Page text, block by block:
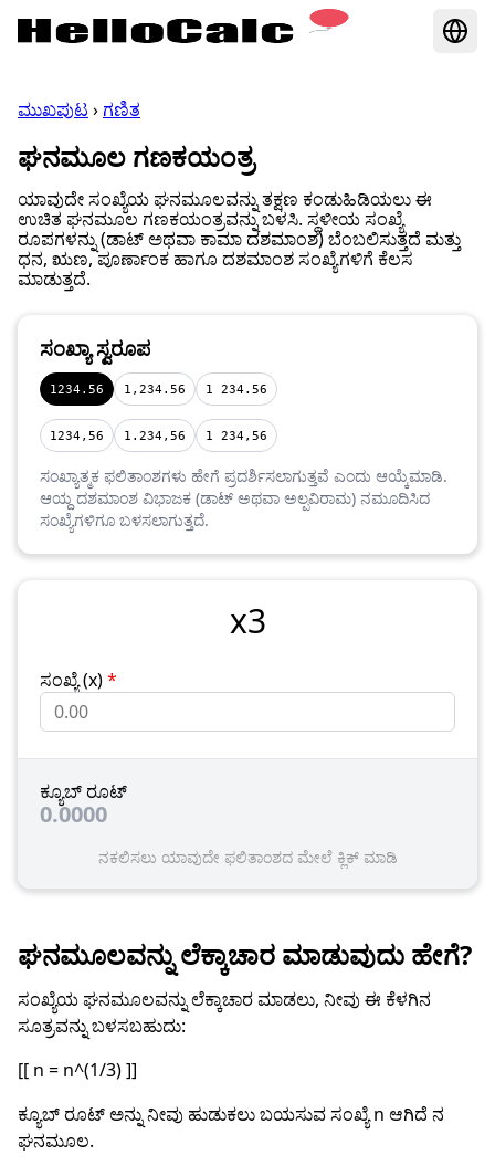
ಮುಖಪುಟ › ಗಣಿತ
ಘನಮೂಲ ಗಣಕಯಂತ್ರ
ಯಾವುದೇ ಸಂಖ್ಯೆಯ ಘನಮೂಲವನ್ನು ತಕ್ಷಣ ಕಂಡುಹಿಡಿಯಲು ಈ
ಉಚಿತ ಘನಮೂಲ ಗಣಕಯಂತ್ರವನ್ನು ಬಳಸಿ. ಸ್ಥಳೀಯ ಸಂಖ್ಯೆ
ರೂಪಗಳನ್ನು (ಡಾಟ್ ಅಥವಾ ಕಾಮಾ ದಶಮಾಂಶ) ಬೆಂಬಲಿಸುತ್ತದೆ ಮತ್ತು
ಧನ, ಋಣ, ಪೂರ್ಣಾಂಕ ಹಾಗೂ ದಶಮಾಂಶ ಸಂಖ್ಯೆಗಳಿಗೆ ಕೆಲಸ
ಮಾಡುತ್ತದೆ.
ಸಂಖ್ಯಾ ಸ್ವರೂಪ
1234.56 1,234.56 1 234.56
1234,56 1.234,56 1 234,56
ಸಂಖ್ಯಾತ್ಮಕ ಫಲಿತಾಂಶಗಳು ಹೇಗೆ ಪ್ರದರ್ಶಿಸಲಾಗುತ್ತವೆ ಎಂದು ಆಯ್ಕೆಮಾಡಿ.
ಆಯ್ದ ದಶಮಾಂಶ ವಿಭಾಜಕ (ಡಾಟ್ ಅಥವಾ ಅಲ್ಪವಿರಾಮ) ನಮೂದಿಸಿದ
ಸಂಖ್ಯೆಗಳಿಗೂ ಬಳಸಲಾಗುತ್ತದೆ.
x3
ಸಂಖ್ಯೆ (x)*
ಕ್ಯೂಬ್ ರೂಟ್
0.0000
ನಕಲಿಸಲು ಯಾವುದೇ ಫಲಿತಾಂಶದ ಮೇಲೆ ಕ್ಲಿಕ್ ಮಾಡಿ
ಘನಮೂಲವನ್ನು ಲೆಕ್ಕಾಚಾರ ಮಾಡುವುದು ಹೇಗೆ?
ಸಂಖ್ಯೆಯ ಘನಮೂಲವನ್ನು ಲೆಕ್ಕಾಚಾರ ಮಾಡಲು, ನೀವು ಈ ಕೆಳಗಿನ
ಸೂತ್ರವನ್ನು ಬಳಸಬಹುದು:
[[ n = n^(1/3) ]]
ಕ್ಯೂಬ್ ರೂಟ್ ಅನ್ನು ನೀವು ಹುಡುಕಲು ಬಯಸುವ ಸಂಖ್ಯೆ n ಆಗಿದೆ ನ
ಘನಮೂಲ.